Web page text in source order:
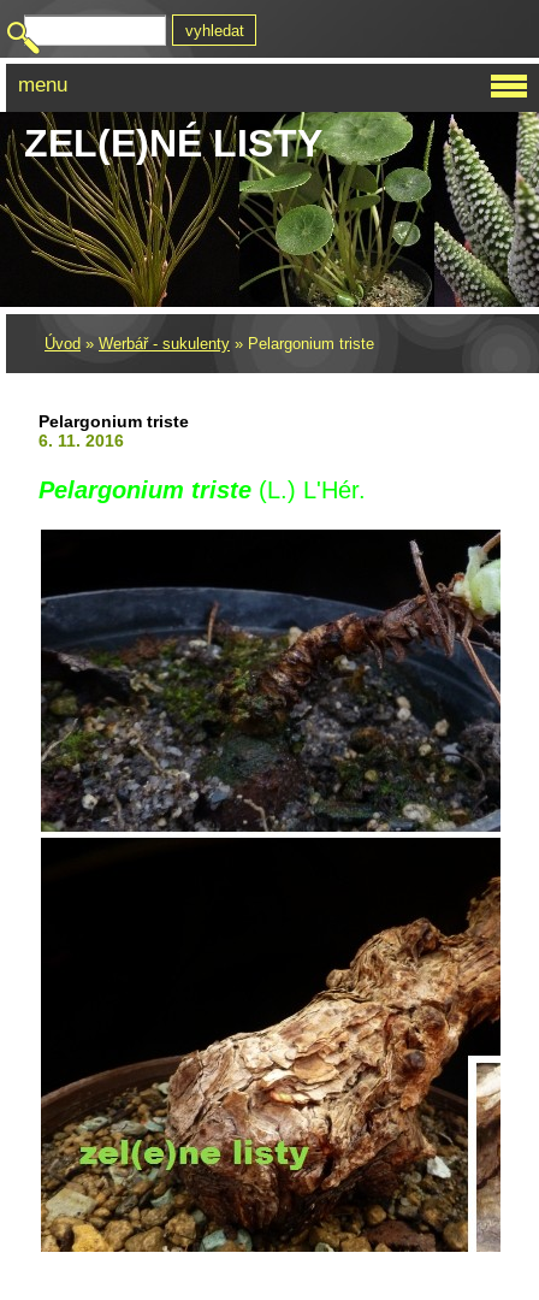
ZEL(E)NÉ LISTY
Úvod » Werbář - sukulenty » Pelargonium triste
Pelargonium triste
6. 11. 2016
Pelargonium triste (L.) L'Hér.
menu